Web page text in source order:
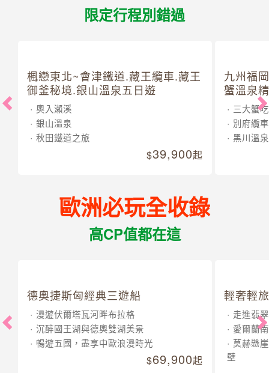
限定行程別錯過
楓戀東北~會津鐵道.藏王纜車.藏王
御釜秘境.銀山溫泉五日遊
奧入瀨溪
銀山溫泉
秋田鐵道之旅
39,900起
九州福
蟹溫泉
三大蟹
別府纜車
黑川溫泉
歐洲必玩全收錄
高CP值都在這
德奧捷斯匈經典三遊船
漫遊伏爾塔瓦河畔布拉格
沉醉國王湖與德奧雙湖美景
暢遊五國，盡享中歐浪漫時光
69,900起
輕奢輕
走進翡
愛爾蘭
莫赫懸
壁